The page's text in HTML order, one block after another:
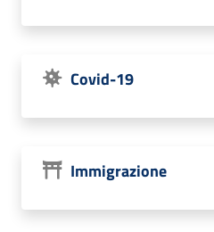
Covid-19
Immigrazione